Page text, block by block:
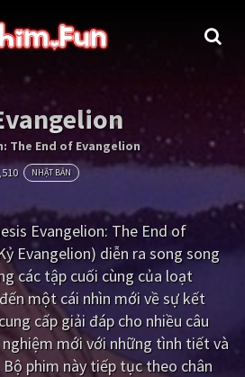
Hành động
Chiến tranh
Nhạc kịch
Tội phạm - Hình sự
Hài hước
Khoa học - Tài liệu
Thể thao
The End of Evangelion
NHẬT BẢN
Evangelion: The End of
Evangelion) diễn ra song song
các tập cuối cùng của loạt
một cái nhìn mới về sự kết
cấp giải đáp cho nhiều câu
mới với những tình tiết và
phim này tiếp tục theo chân